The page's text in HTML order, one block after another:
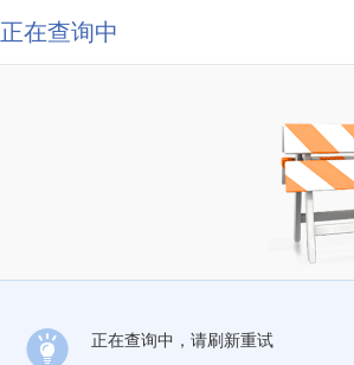
正在查询中
正在查询中，请刷新重试